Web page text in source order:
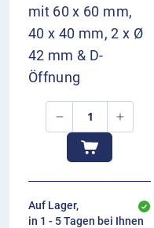
mit 60 x 60 mm,
40 x 40 mm, 2 x Ø
42 mm & D-
Öffnung
Auf Lager,
in 1 - 5 Tagen bei Ihnen